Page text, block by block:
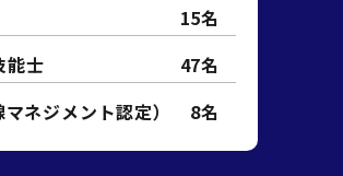
15名
能士
47名
ネジメント認定）
8名